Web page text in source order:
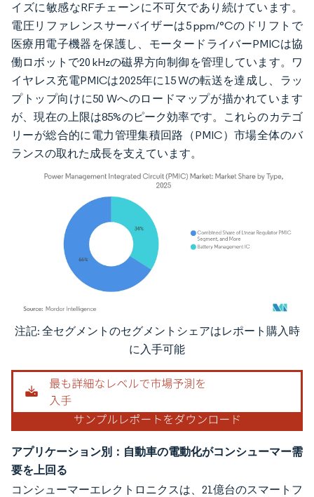
イズに敏感なRFチェーンに不可欠であり続けています。
電圧リファレンスサーバイザーは5 ppm/°Cのドリフトで
医療用電子機器を保護し、モータードライバーPMICは協
働ロボットで20 kHzの磁界方向制御を管理しています。ワ
イヤレス充電PMICは2025年に15 Wの転送を達成し、ラッ
プトップ向けに50 Wへのロードマップが描かれています
が、現在の上限は85%のピーク効率です。これらのカテゴ
リーが総合的に電力管理集積回路（PMIC）市場全体のバ
ランスの取れた成長を支えています。
画像 © Mordor Intelligence。再利用にはCC BY 4.0の表示が必要です。
注記: 全セグメントのセグメントシェアはレポート購入時
に入手可能
アプリケーション別：自動車の電動化がコンシューマー需
要を上回る
コンシューマーエレクトロニクスは、21億台のスマートフ